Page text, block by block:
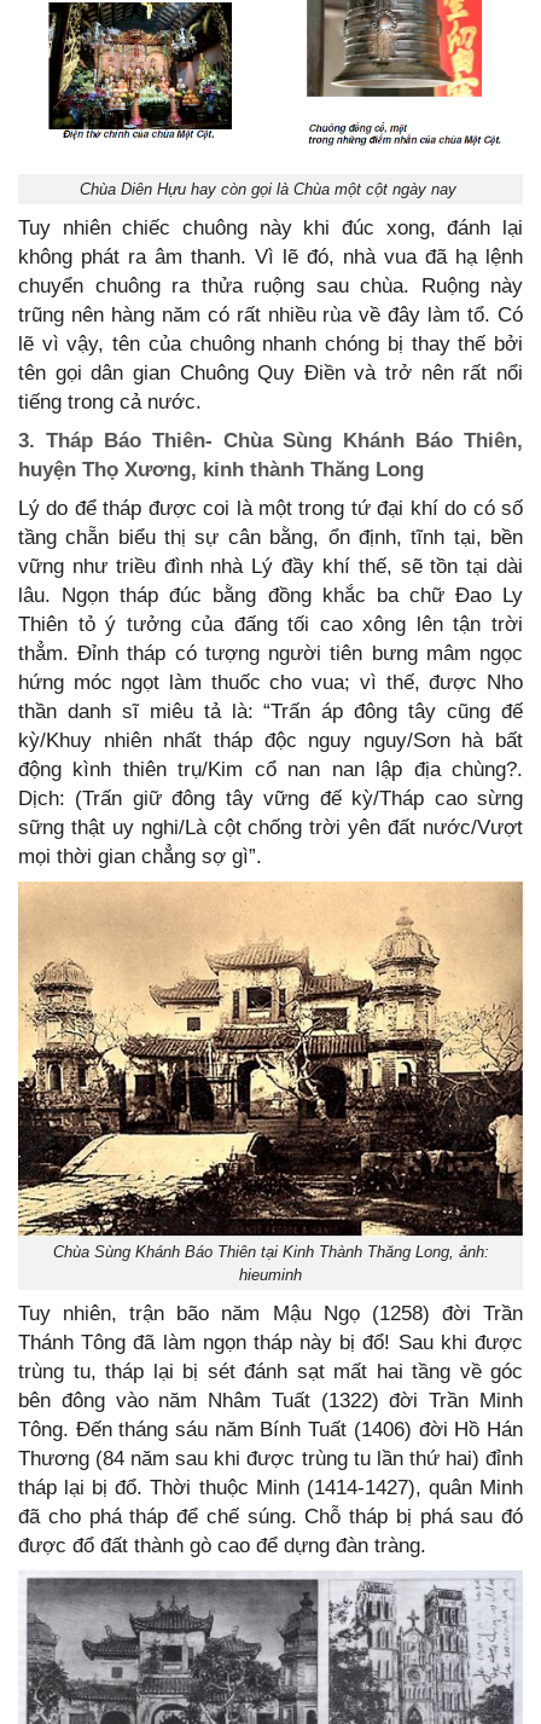
Chùa Diên Hựu hay còn gọi là Chùa một cột ngày nay
Tuy nhiên chiếc chuông này khi đúc xong, đánh lại
không phát ra âm thanh. Vì lẽ đó, nhà vua đã hạ lệnh
chuyển chuông ra thửa ruộng sau chùa. Ruộng này
trũng nên hàng năm có rất nhiều rùa về đây làm tổ. Có
lẽ vì vậy, tên của chuông nhanh chóng bị thay thế bởi
tên gọi dân gian Chuông Quy Điền và trở nên rất nổi
tiếng trong cả nước.
3. Tháp Báo Thiên- Chùa Sùng Khánh Báo Thiên,
huyện Thọ Xương, kinh thành Thăng Long
Lý do để tháp được coi là một trong tứ đại khí do có số
tầng chẵn biểu thị sự cân bằng, ổn định, tĩnh tại, bền
vững như triều đình nhà Lý đầy khí thế, sẽ tồn tại dài
lâu. Ngọn tháp đúc bằng đồng khắc ba chữ Đao Ly
Thiên tỏ ý tưởng của đấng tối cao xông lên tận trời
thẳm. Đỉnh tháp có tượng người tiên bưng mâm ngọc
hứng móc ngọt làm thuốc cho vua; vì thế, được Nho
thần danh sĩ miêu tả là: “Trấn áp đông tây cũng đế
kỳ/Khuy nhiên nhất tháp độc nguy nguy/Sơn hà bất
động kình thiên trụ/Kim cổ nan nan lập địa chùng?.
Dịch: (Trấn giữ đông tây vững đế kỳ/Tháp cao sừng
sững thật uy nghi/Là cột chống trời yên đất nước/Vượt
mọi thời gian chẳng sợ gì”.
Chùa Sùng Khánh Báo Thiên tại Kinh Thành Thăng Long, ảnh:
hieuminh
Tuy nhiên, trận bão năm Mậu Ngọ (1258) đời Trần
Thánh Tông đã làm ngọn tháp này bị đổ! Sau khi được
trùng tu, tháp lại bị sét đánh sạt mất hai tầng về góc
bên đông vào năm Nhâm Tuất (1322) đời Trần Minh
Tông. Đến tháng sáu năm Bính Tuất (1406) đời Hồ Hán
Thương (84 năm sau khi được trùng tu lần thứ hai) đỉnh
tháp lại bị đổ. Thời thuộc Minh (1414-1427), quân Minh
đã cho phá tháp để chế súng. Chỗ tháp bị phá sau đó
được đổ đất thành gò cao để dựng đàn tràng.